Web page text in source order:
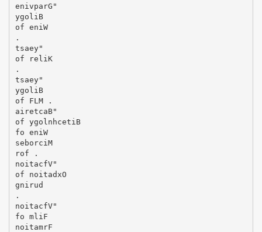
enivparG"
ygoliB
of eniW
.
tsaey"
of reliK
.
tsaey"
ygoliB
of FLM .
airetcaB"
of ygolnhcetiB
fo eniW
seborciM
rof .
noitacfV"
of noitadxO
gnirud
.
noitacfV"
fo mliF
noitamrF